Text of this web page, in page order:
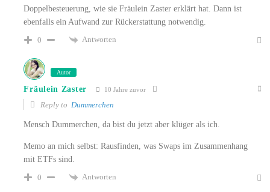
Doppelbesteuerung, wie sie Fräulein Zaster erklärt hat. Dann ist
ebenfalls ein Aufwand zur Rückerstattung notwendig.
0
Antworten
Autor
Fräulein Zaster 10 Jahre zuvor
Reply toDummerchen
Mensch Dummerchen, da bist du jetzt aber klüger als ich.
Memo an mich selbst: Rausfinden, was Swaps im Zusammenhang
mit ETFs sind.
0
Antworten